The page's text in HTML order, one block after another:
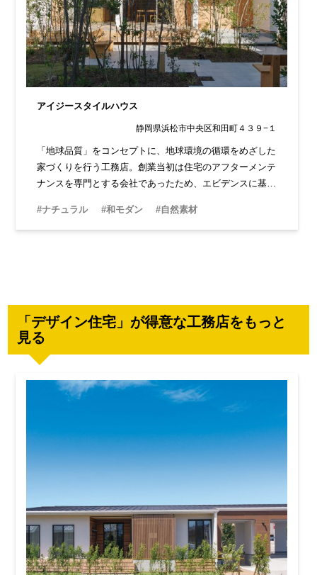
アイジースタイルハウス
静岡県浜松市中央区和田町４３９−１
「地球品質」をコンセプトに、地球環境の循環をめざした
家づくりを行う工務店。創業当初は住宅のアフターメンテ
ナンスを専門とする会社であったため、エビデンスに基づ
く、安心して相談ができます。
#ナチュラル #和モダン #自然素材
「デザイン住宅」が得意な工務店をもっと
見る